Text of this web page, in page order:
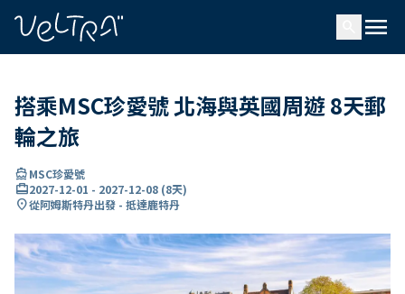
menu
搭乘MSC珍愛號 北海與英國周遊 8天郵
輪之旅
directions_boatMSC珍愛號
card_travel2027-12-01 - 2027-12-08 (8天)
location_on從阿姆斯特丹出發 - 抵達鹿特丹